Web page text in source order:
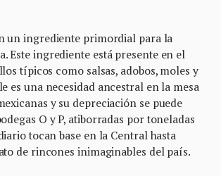
un ingrediente primordial para la
Este ingrediente está presente en el
típicos como salsas, adobos, moles y
es una necesidad ancestral en la mesa
y su depreciación se puede
O y P, atiborradas por toneladas
tocan base en la Central hasta
de rincones inimaginables del país.